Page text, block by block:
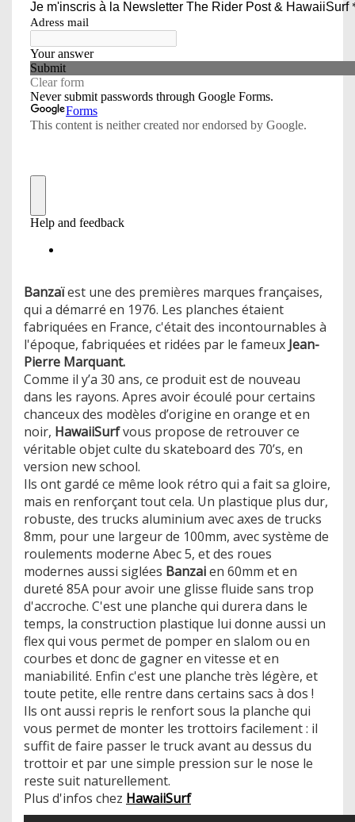
Banzaïest une des premières marques françaises,
qui a démarré en 1976. Les planches étaient
fabriquées en France, c'était des incontournables à
l'époque, fabriquées et ridées par le fameux Jean-
Pierre Marquant.
Comme il y’a 30 ans, ce produit est de nouveau
dans les rayons. Apres avoir écoulé pour certains
chanceux des modèles d’origine en orange et en
noir, HawaiiSurfvous propose de retrouver ce
véritable objet culte du skateboard des 70’s, en
version new school.
​Ils ont gardé ce même look rétro qui a fait sa gloire,
mais en renforçant tout cela. Un plastique plus dur,
robuste, des trucks aluminium avec axes de trucks
8mm, pour une largeur de 100mm, avec système de
roulements moderne Abec 5, et des roues
modernes aussi siglées Banzaien 60mm et en
dureté 85A pour avoir une glisse fluide sans trop
d'accroche. C'est une planche qui durera dans le
temps, la construction plastique lui donne aussi un
flex qui vous permet de pomper en slalom ou en
courbes et donc de gagner en vitesse et en
maniabilité. Enfin c'est une planche très légère, et
toute petite, elle rentre dans certains sacs à dos !
Ils ont aussi repris le renfort sous la planche qui
vous permet de monter les trottoirs facilement : il
suffit de faire passer le truck avant au dessus du
trottoir et par une simple pression sur le nose le
reste suit naturellement.
Plus d'infos chez HawaiiSurf